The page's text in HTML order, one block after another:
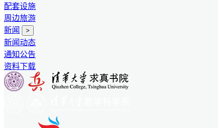
配套设施
周边旅游
新闻
>
新闻动态
通知公告
资料下载